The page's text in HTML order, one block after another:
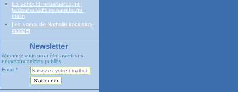
les schoettl mi-barbares,mi-
bédouins,Valls,mi-gauche,mi-
malin
Les voeux de Nathalie kociusko-
morizet
Newsletter
Abonnez-vous pour être averti des
nouveaux articles publiés.
Email